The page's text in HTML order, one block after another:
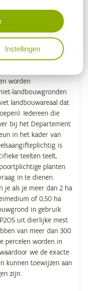
bronnen
geeft alle
in de
worden
landbouwgronden
landbouwareaal dat
Iedereen die
bij het Departement
in het kader van
is
teelten teelt,
planten
in te dienen.
je als je meer dan 2 ha
of 0,50 ha
in gebruik
uit dierlijke mest
van meer dan 300
percelen worden in
we de exacte
kunnen toewijzen aan
zijn.
Instellingen